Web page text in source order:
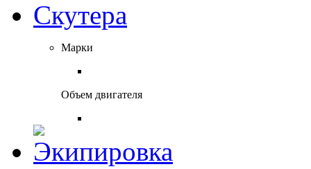
Марки
Объем двигателя